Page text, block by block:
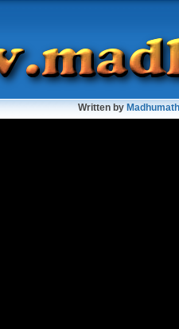
Written by